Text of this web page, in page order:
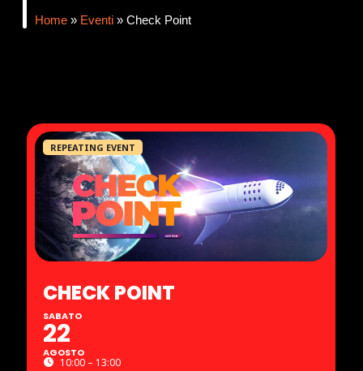
Home » Eventi » Check Point
CHECK POINT
SABATO
22
AGOSTO
10:00 – 13:00
REPEATING EVENT